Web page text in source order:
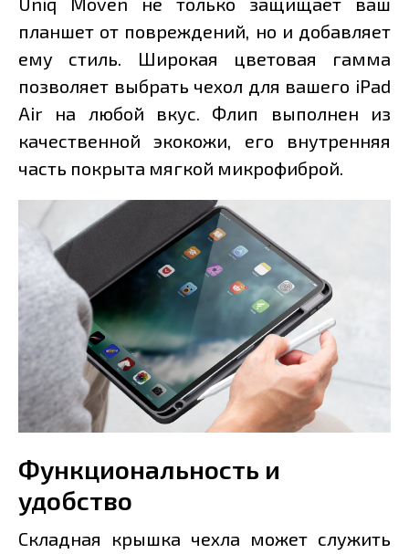
планшет от повреждений, но и добавляет
ему стиль. Широкая цветовая гамма
позволяет выбрать чехол для вашего iPad
Air на любой вкус. Флип выполнен из
качественной экокожи, его внутренняя
часть покрыта мягкой микрофиброй.
Функциональность и
удобство
Складная крышка чехла может служить